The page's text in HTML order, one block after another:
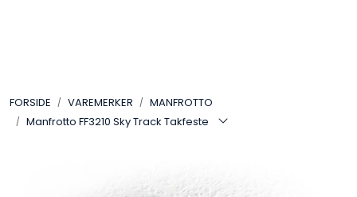
FORSIDE VAREMERKER
MANFROTTO
Manfrotto FF3210 Sky Track Takfeste
LYD